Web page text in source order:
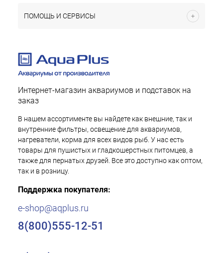
ПОМОЩЬ И СЕРВИСЫ
Интернет-магазин аквариумов и подставок на
заказ
В нашем ассортименте вы найдете как внешние, так и
внутренние фильтры, освещение для аквариумов,
нагреватели, корма для всех видов рыб. У нас есть
товары для пушистых и гладкошерстных питомцев, а
также для пернатых друзей. Все это доступно как оптом,
так и в розницу.
Поддержка покупателя:
e-shop@aqplus.ru
8(800)555-12-51